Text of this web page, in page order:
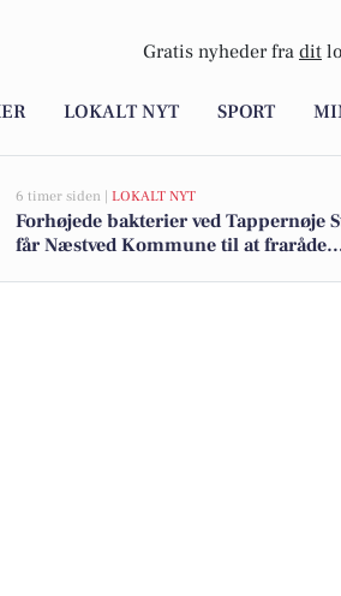
Gratis nyheder fra dit
LOKALT NYT SPORT
6 timer siden | LOKALT NYT
Forhøjede bakterier ved Tappernøje
får Næstved Kommune til at fraråde
ugens lokale tilbud